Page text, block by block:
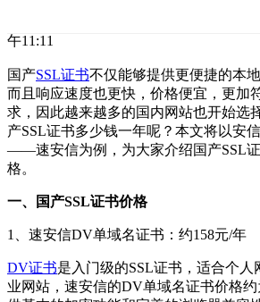
午11:11
国产SSL证书不仅能够提供更便捷的本
而且响应速度也更快，价格便宜，更加
求，因此越来越多的国内网站也开始选
产SSL证书多少钱一年呢？本文将以安
——速安信为例，为大家介绍国产SSL
格。
一、国产SSL证书价格
1、速安信DV单域名证书：约158元/年
DV证书是入门级的SSL证书，适合个人
业网站，速安信的DV单域名证书价格约